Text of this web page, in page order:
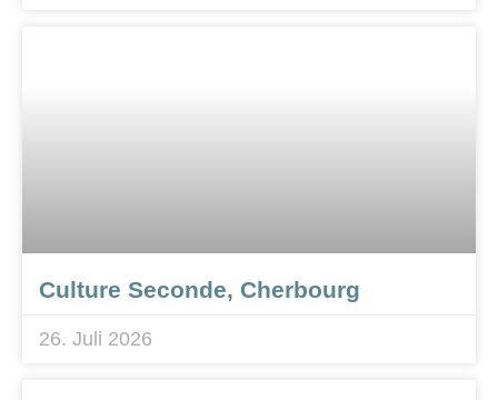
Culture Seconde, Cherbourg
26. Juli 2026